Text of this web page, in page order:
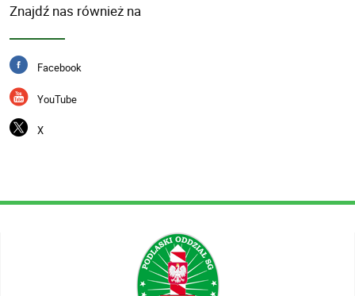
Znajdź nas również na
Facebook
YouTube
X